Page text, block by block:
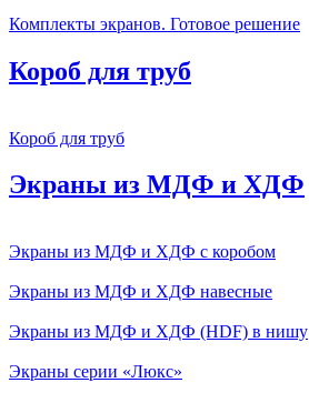
Комплекты экранов. Готовое решение
Короб для труб
Короб для труб
Экраны из МДФ и ХДФ
Экраны из МДФ и ХДФ с коробом
Экраны из МДФ и ХДФ навесные
Экраны из МДФ и ХДФ (HDF) в нишу
Экраны серии «Люкс»